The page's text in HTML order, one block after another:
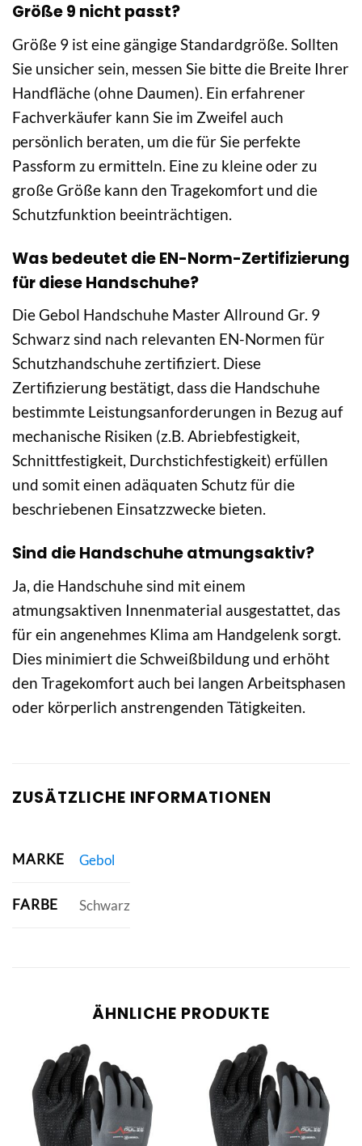
Größe 9 nicht passt?
Größe 9 ist eine gängige Standardgröße. Sollten
Sie unsicher sein, messen Sie bitte die Breite Ihrer
Handfläche (ohne Daumen). Ein erfahrener
Fachverkäufer kann Sie im Zweifel auch
persönlich beraten, um die für Sie perfekte
Passform zu ermitteln. Eine zu kleine oder zu
große Größe kann den Tragekomfort und die
Schutzfunktion beeinträchtigen.
Was bedeutet die EN-Norm-Zertifizierung
für diese Handschuhe?
Die Gebol Handschuhe Master Allround Gr. 9
Schwarz sind nach relevanten EN-Normen für
Schutzhandschuhe zertifiziert. Diese
Zertifizierung bestätigt, dass die Handschuhe
bestimmte Leistungsanforderungen in Bezug auf
mechanische Risiken (z.B. Abriebfestigkeit,
Schnittfestigkeit, Durchstichfestigkeit) erfüllen
und somit einen adäquaten Schutz für die
beschriebenen Einsatzzwecke bieten.
Sind die Handschuhe atmungsaktiv?
Ja, die Handschuhe sind mit einem
atmungsaktiven Innenmaterial ausgestattet, das
für ein angenehmes Klima am Handgelenk sorgt.
Dies minimiert die Schweißbildung und erhöht
den Tragekomfort auch bei langen Arbeitsphasen
oder körperlich anstrengenden Tätigkeiten.
ZUSÄTZLICHE INFORMATIONEN
MARKE Gebol
FARBE Schwarz
ÄHNLICHE PRODUKTE